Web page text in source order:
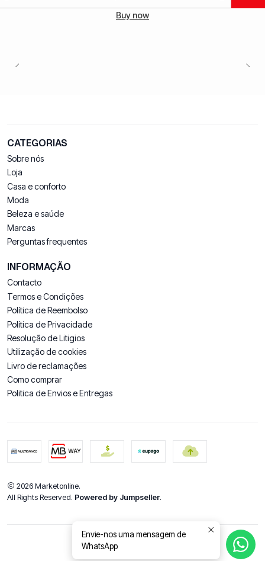
Buy now
CATEGORIAS
Sobre nós
Loja
Casa e conforto
Moda
Beleza e saúde
Marcas
Perguntas frequentes
INFORMAÇÃO
Contacto
Termos e Condições
Política de Reembolso
Política de Privacidade
Resolução de Litigios
Utilização de cookies
Livro de reclamações
Como comprar
Politica de Envios e Entregas
2026 Marketonline.
All Rights Reserved. Powered by Jumpseller.
DE VOLTA AO TOPO
Envie-nos uma mensagem de
WhatsApp